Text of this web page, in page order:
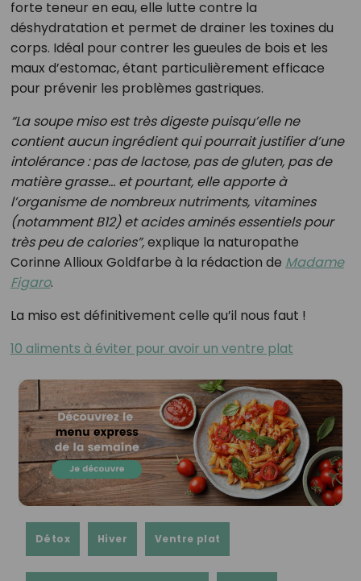
forte teneur en eau, elle lutte contre la
déshydratation et permet de drainer les toxines du
corps. Idéal pour contrer les gueules de bois et les
maux d’estomac, étant particulièrement efficace
pour prévenir les problèmes gastriques.
“La soupe miso est très digeste puisqu’elle ne
contient aucun ingrédient qui pourrait justifier d’une
intolérance : pas de lactose, pas de gluten, pas de
matière grasse… et pourtant, elle apporte à
l’organisme de nombreux nutriments, vitamines
(notamment B12) et acides aminés essentiels pour
très peu de calories”,explique la naturopathe
Corinne Allioux Goldfarbe à la rédaction de Madame
Figaro.
La miso est définitivement celle qu’il nous faut !
10 aliments à éviter pour avoir un ventre plat
Détox Hiver Ventre plat